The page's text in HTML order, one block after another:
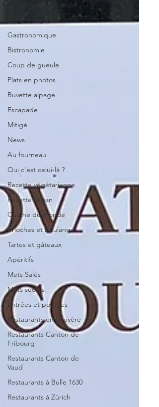
Semie-gastronomique
Blogs que j'aime visiter
Gastronomique
Bistronomie
Coup de gueule
Plats en photos
Buvette alpage
Escapade
Mitigé
News
Au fourneau
Qui c'est celui-là ?
Recette végétarienne
Recette végan
Cuisine du monde
Brioches et boulange
Tartes et gâteaux
Apéritifs
Mets Salés
Mets sucrés
Entrées et potages
Restaurants en Gruyère
Restaurants Canton de
Fribourg
Restaurants Canton de
Vaud
Restaurants à Bulle 1630
Restaurants à Zürich